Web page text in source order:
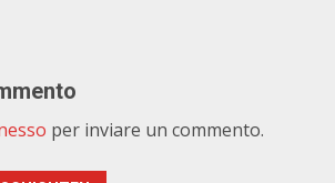
per inviare un commento.